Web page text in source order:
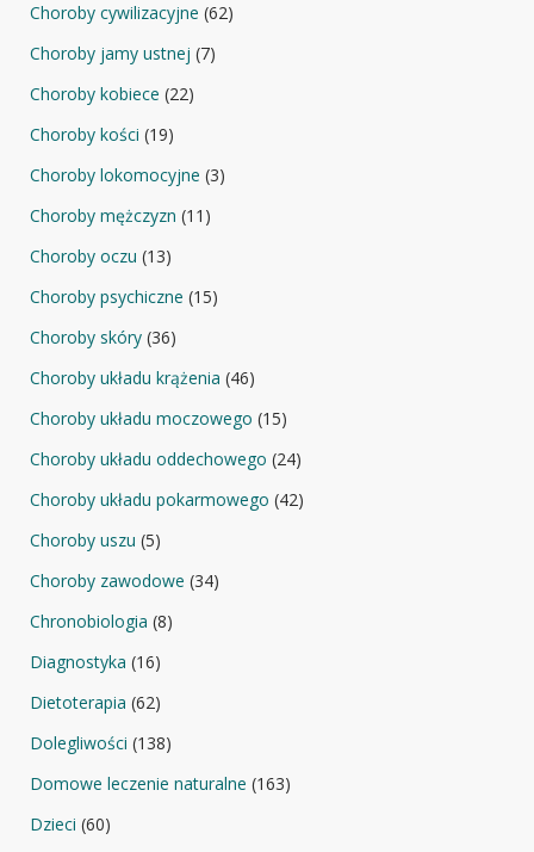
Choroby cywilizacyjne (62)
Choroby jamy ustnej (7)
Choroby kobiece (22)
Choroby kości (19)
Choroby lokomocyjne (3)
Choroby mężczyzn (11)
Choroby oczu (13)
Choroby psychiczne (15)
Choroby skóry (36)
Choroby układu krążenia (46)
Choroby układu moczowego (15)
Choroby układu oddechowego (24)
Choroby układu pokarmowego (42)
Choroby uszu (5)
Choroby zawodowe (34)
Chronobiologia (8)
Diagnostyka (16)
Dietoterapia (62)
Dolegliwości (138)
Domowe leczenie naturalne (163)
Dzieci (60)